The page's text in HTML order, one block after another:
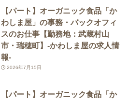
【パート】オーガニック食品「か
わしま屋」の事務・バックオフィ
スのお仕事【勤務地：武蔵村山
市・瑞穂町】-かわしま屋の求人情
報-
2026年7月15日
【パート】オーガニック食品「か